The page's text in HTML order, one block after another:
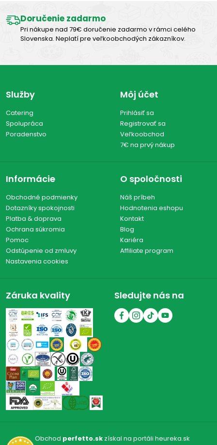
Doručenie zadarmo
Pri nákupe nad 79€ doručenie zadarmo v rámci celého
Slovenska. Neplatí pre veľkoobchodých zákazníkov.
Služby
Catering
Spolupráca
Poradenstvo
Môj účet
Prihlásiť sa
Registrovať sa
Veľkoobchod
7€ na prvý nákup
Informácie
Obchodné podmienky
Dotazníky spokojnosti
Platba & doprava
Ochrana súkromia
Pomoc
Odstúpenie od zmluvy
Nastavenia cookies
O spoločnosti
Náš príbeh
Hodnotenia eshopu
Kontakt
Blog
Kariéra
Affiliate program
Záruka kvality Sledujte nás na
Obchod perfetto.skzískal na portáli heureka.sk